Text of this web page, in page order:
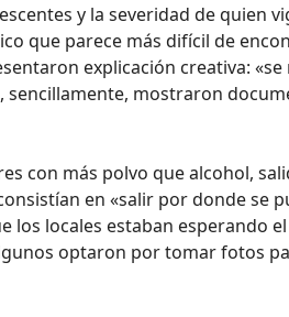
y la severidad de quien
que parece más difícil de
explicación creativa: «se
sencillamente, mostraron
con más polvo que alcohol,
en «salir por donde se
los locales estaban esperando el
optaron por tomar fotos